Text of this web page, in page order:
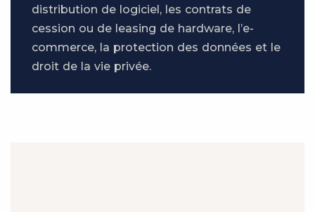
distribution de logiciel, les contrats de
cession ou de leasing de hardware, l’e-
commerce, la protection des données et le
droit de la vie privée.